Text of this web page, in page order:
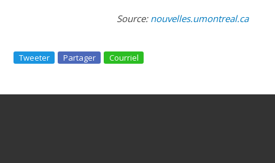
Source: nouvelles.umontreal.ca
Tweeter Partager Courriel